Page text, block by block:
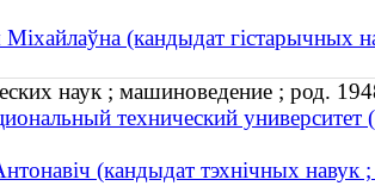
Міхайлаўна (кандыдат
наук ; машиноведение ; род.
технический
(кандыдат тэхнічных